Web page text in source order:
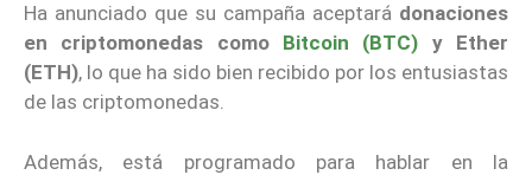
Ha anunciado que su campaña aceptará donaciones
en criptomonedas como Bitcoin (BTC) y Ether
(ETH), lo que ha sido bien recibido por los entusiastas
de las criptomonedas.
Además, está programado para hablar en la